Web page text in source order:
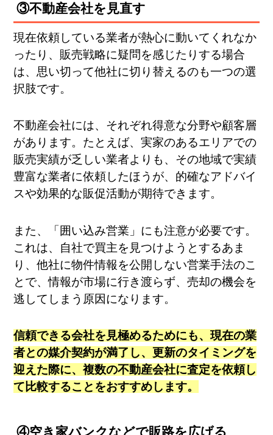
③不動産会社を見直す
現在依頼している業者が熱心に動いてくれなか
ったり、販売戦略に疑問を感じたりする場合
は、思い切って他社に切り替えるのも一つの選
択肢です​。
不動産会社には、それぞれ得意な分野や顧客層
があります。たとえば、実家のあるエリアでの
販売実績が乏しい業者よりも、その地域で実績
豊富な業者に依頼したほうが、的確なアドバイ
スや効果的な販促活動が期待できます。
また、「囲い込み営業」にも注意が必要です。
これは、自社で買主を見つけようとするあま
り、他社に物件情報を公開しない営業手法のこ
とで、情報が市場に行き渡らず、売却の機会を
逃してしまう原因になります。
信頼できる会社を見極めるためにも、現在の業
者との媒介契約が満了し、更新のタイミングを
迎えた際に、複数の不動産会社に査定を依頼し
て比較することをおすすめします​。
④空き家バンクなどで販路を広げる